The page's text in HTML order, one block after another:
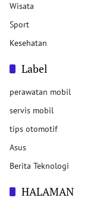
Wisata
Sport
Kesehatan
Label
perawatan mobil
servis mobil
tips otomotif
Asus
Berita Teknologi
HALAMAN